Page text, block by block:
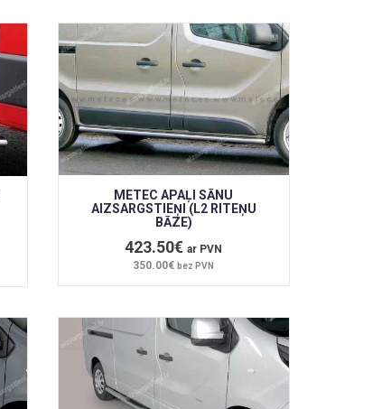
METEC APAĻI SĀNU
AIZSARGSTIEŅI (L2 RITEŅU
BĀZE)
423.50€ar PVN
350.00€bez PVN